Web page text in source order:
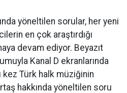
yöneltilen sorular, her yeni
en çok araştırdığı
devam ediyor. Beyazıt
Kanal D ekranlarında
kez Türk halk müziğinin
hakkında yöneltilen soru